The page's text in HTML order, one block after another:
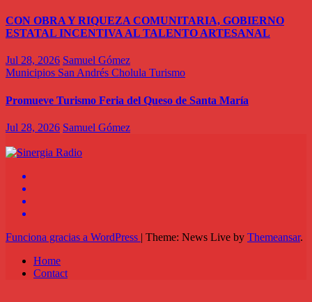
CON OBRA Y RIQUEZA COMUNITARIA, GOBIERNO
ESTATAL INCENTIVA AL TALENTO ARTESANAL
Jul 28, 2026 Samuel Gómez
Municipios San Andrés Cholula Turismo
Promueve Turismo Feria del Queso de Santa María
Jul 28, 2026 Samuel Gómez
Funciona gracias a WordPress | Theme: News Live by Themeansar.
Home
Contact